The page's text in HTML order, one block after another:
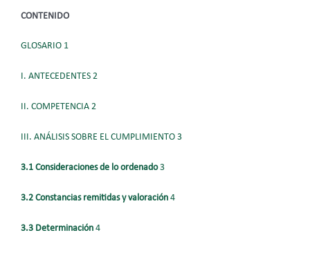
CONTENIDO
GLOSARIO 1
I. ANTECEDENTES 2
II. COMPETENCIA 2
III. ANÁLISIS SOBRE EL CUMPLIMIENTO 3
3.1 Consideraciones de lo ordenado3
3.2 Constancias remitidas y valoración 4
3.3 Determinación 4